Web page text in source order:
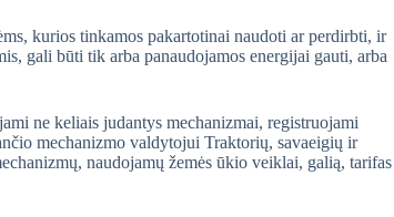
kurios tinkamos pakartotinai naudoti ar perdirbti, ir
gali būti tik arba panaudojamos energijai gauti, arba
ne keliais judantys mechanizmai, registruojami
mechanizmo valdytojui Traktorių, savaeigių ir
naudojamų žemės ūkio veiklai, galią, tarifas